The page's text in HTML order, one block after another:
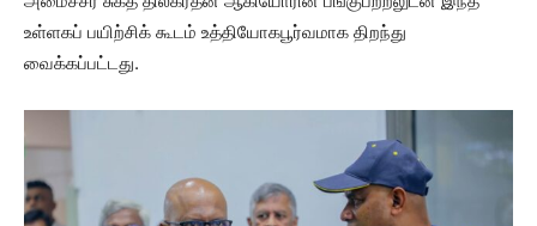
உள்ளகப் பயிற்சிக் கூடம் உத்தியோகபூர்வமாக திறந்து
வைக்கப்பட்டது.